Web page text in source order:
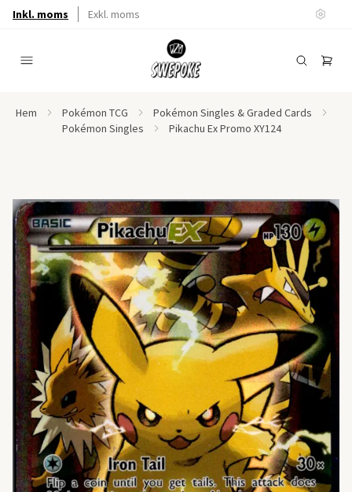
Inkl. moms Exkl. moms
Hem Pokémon TCG
Pokémon Singles & Graded Cards
Pokémon Singles
Pikachu Ex Promo XY124